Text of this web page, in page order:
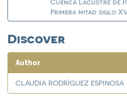
Cuenca Lacustre de
Primera mitad siglo
Discover
Author
CLAUDIA RODRÍGUEZ ESPINOSA